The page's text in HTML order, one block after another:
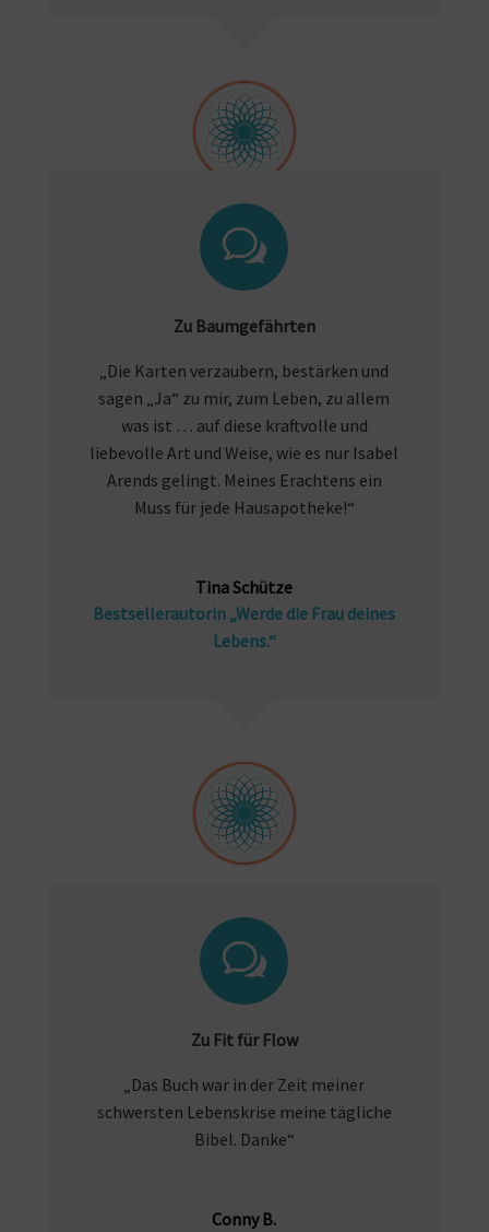
Zu Baumgefährten
„Die Karten verzaubern, bestärken und
sagen „Ja“ zu mir, zum Leben, zu allem
was ist … auf diese kraftvolle und
liebevolle Art und Weise, wie es nur Isabel
Arends gelingt. Meines Erachtens ein
Muss für jede Hausapotheke!“
Tina Schütze
Bestsellerautorin „Werde die Frau deines
Lebens.“
Zu Fit für Flow
„Das Buch war in der Zeit meiner
schwersten Lebenskrise meine tägliche
Bibel. Danke“
Conny B.